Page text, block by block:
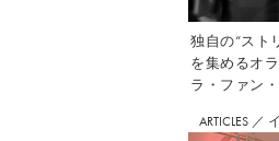
独自の“スト
を集めるオ
ラ・ファン
ARTICLES ／